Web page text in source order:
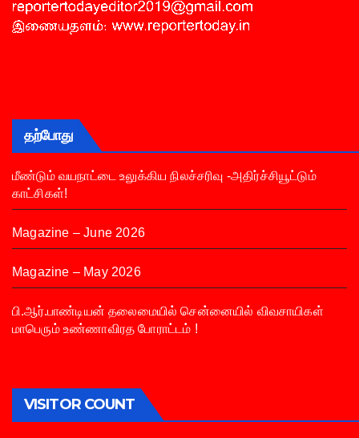
தற்போது
மீண்டும் வயநாட்டை உலுக்கிய நிலச்சரிவு -அதிர்ச்சியூட்டும்
காட்சிகள்!
Magazine – June 2026
Magazine – May 2026
பி.ஆர்.பாண்டியன் தலைமையில் சென்னையில் விவசாயிகள்
மாபெரும் உண்ணாவிரத போராட்டம் !
VISITOR COUNT